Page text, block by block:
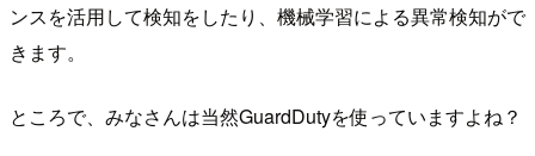
ンスを活用して検知をしたり、機械学習による異常検知がで
きます。
ところで、みなさんは当然GuardDutyを使っていますよね？